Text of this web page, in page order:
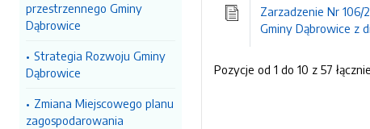
przestrzennego Gminy
Dąbrowice
Strategia Rozwoju Gminy
Dąbrowice
Zmiana Miejscowego planu
zagospodarowania
Zarzadzenie Nr 106/
Gminy Dąbrowice z
Pozycje od 1 do 10 z 57 łącznie